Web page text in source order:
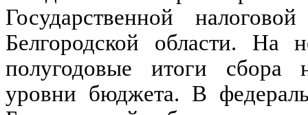
Государственной
Белгородской области. На
полугодовые итоги сбора
уровни бюджета. В